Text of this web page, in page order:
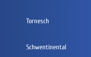
Tornesch
Schwentinental